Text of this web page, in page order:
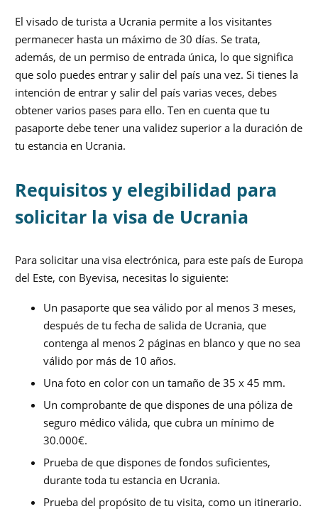
El visado de turista a Ucrania permite a los visitantes
permanecer hasta un máximo de 30 días. Se trata,
además, de un permiso de entrada única, lo que significa
que solo puedes entrar y salir del país una vez. Si tienes la
intención de entrar y salir del país varias veces, debes
obtener varios pases para ello. Ten en cuenta que tu
pasaporte debe tener una validez superior a la duración de
tu estancia en Ucrania.
Requisitos y elegibilidad para
solicitar la visa de Ucrania
Para solicitar una visa electrónica, para este país de Europa
del Este, con Byevisa, necesitas lo siguiente:
Un pasaporte que sea válido por al menos 3 meses,
después de tu fecha de salida de Ucrania, que
contenga al menos 2 páginas en blanco y que no sea
válido por más de 10 años.
Una foto en color con un tamaño de 35 x 45 mm.
Un comprobante de que dispones de una póliza de
seguro médico válida, que cubra un mínimo de
30.000€.
Prueba de que dispones de fondos suficientes,
durante toda tu estancia en Ucrania.
Prueba del propósito de tu visita, como un itinerario.